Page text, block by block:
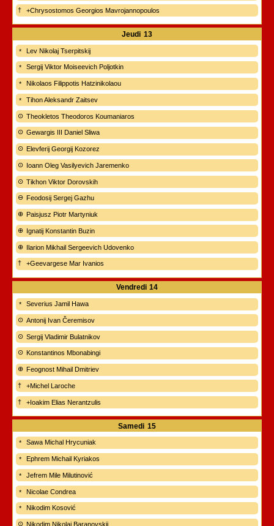
+Chrysostomos Georgios Mavrojannopoulos
Jeudi 13
Lev Nikolaj Tserpitskij
Sergij Viktor Moiseevich Poljotkin
Nikolaos Filippotis Hatzinikolaou
Tihon Aleksandr Zaitsev
Theokletos Theodoros Koumaniaros
Gewargis III Daniel Sliwa
Elevferij Georgij Kozorez
Ioann Oleg Vasilyevich Jaremenko
Tikhon Viktor Dorovskih
Feodosij Sergej Gazhu
Paisjusz Piotr Martyniuk
Ignatij Konstantin Buzin
Ilarion Mikhail Sergeevich Udovenko
+Geevargese Mar Ivanios
Vendredi 14
Severius Jamil Hawa
Antonij Ivan Čeremisov
Sergij Vladimir Bulatnikov
Konstantinos Mbonabingi
Feognost Mihail Dmitriev
+Michel Laroche
+Ioakim Elias Nerantzulis
Samedi 15
Sawa Michal Hrycuniak
Ephrem Michail Kyriakos
Jefrem Mile Milutinović
Nicolae Condrea
Nikodim Kosović
Nikodim Nikolaj Baranovskij